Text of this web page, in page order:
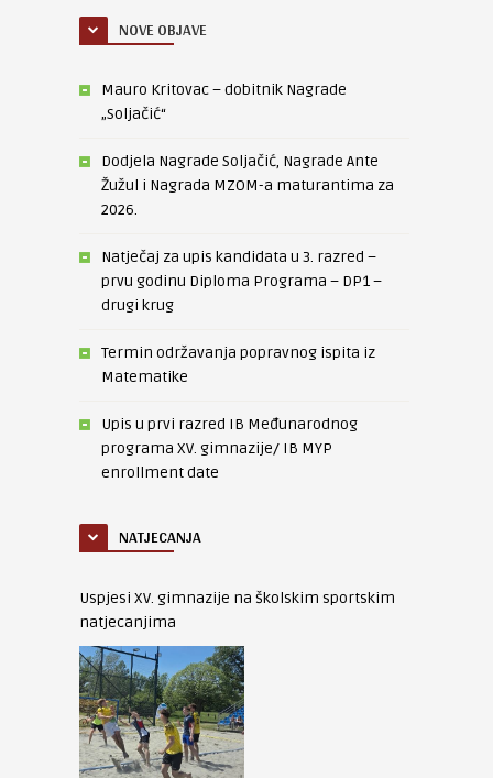
NOVE OBJAVE
Mauro Kritovac – dobitnik Nagrade
„Soljačić“
Dodjela Nagrade Soljačić, Nagrade Ante
Žužul i Nagrada MZOM-a maturantima za
2026.
Natječaj za upis kandidata u 3. razred –
prvu godinu Diploma Programa – DP1 –
drugi krug
Termin održavanja popravnog ispita iz
Matematike
Upis u prvi razred IB Međunarodnog
programa XV. gimnazije/ IB MYP
enrollment date
NATJECANJA
Uspjesi XV. gimnazije na školskim sportskim
natjecanjima